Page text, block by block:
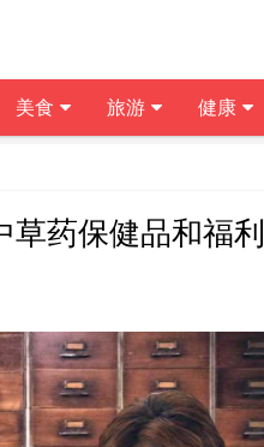
草药保健品和福利
美食 旅游 健康